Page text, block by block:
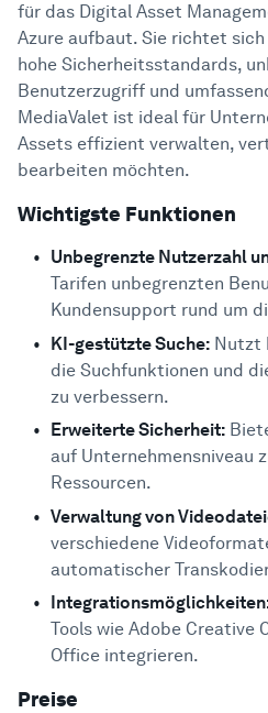
für das Digital Asset
Azure aufbaut. Sie richtet
hohe Sicherheitsstandards,
Benutzerzugriff und
MediaValet ist ideal für
Assets effizient verwalten,
bearbeiten möchten.
Wichtigste Funktionen
Unbegrenzte Nutzerzahl
Tarifen unbegrenzten
Kundensupport rund um
KI-gestützte Suche: Nutzt
die Suchfunktionen und
zu verbessern.
Erweiterte Sicherheit:
auf Unternehmensniveau
Ressourcen.
Verwaltung von
verschiedene
automatischer
Tools wie Adobe Creative
Office integrieren.
Preise